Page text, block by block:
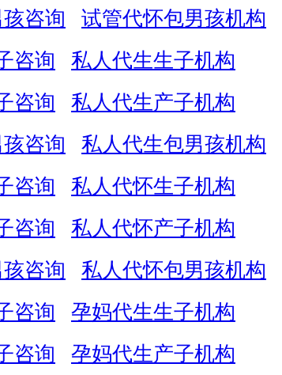
咨询
试管代怀包男孩机构
咨询
私人代生生子机构
咨询
私人代生产子机构
咨询
私人代生包男孩机构
咨询
私人代怀生子机构
咨询
私人代怀产子机构
咨询
私人代怀包男孩机构
咨询
孕妈代生生子机构
咨询
孕妈代生产子机构